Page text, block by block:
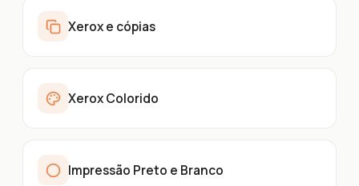
Xerox e cópias
Xerox Colorido
Impressão Preto e Branco